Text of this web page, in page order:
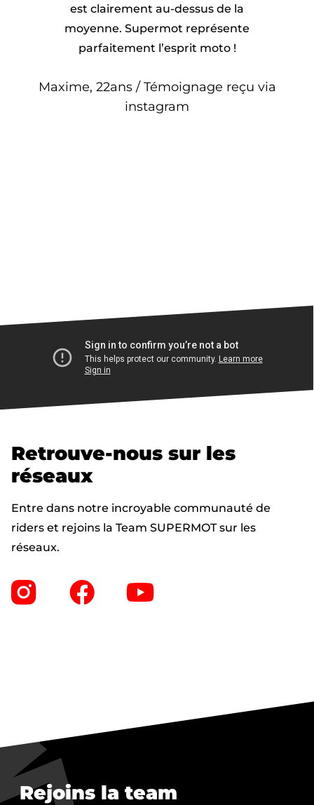
est clairement au-dessus de la
moyenne. Supermot représente
parfaitement l’esprit moto !
Maxime, 22ans / Témoignage reçu via
instagram
Retrouve-nous sur les
réseaux
Entre dans notre incroyable communauté de
riders et rejoins la Team SUPERMOT sur les
réseaux.
Rejoins la team